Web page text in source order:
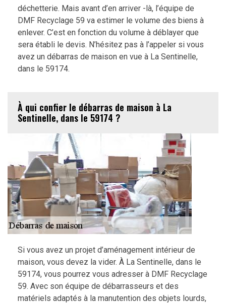
déchetterie. Mais avant d’en arriver -là, l’équipe de
DMF Recyclage 59 va estimer le volume des biens à
enlever. C’est en fonction du volume à déblayer que
sera établi le devis. N’hésitez pas à l’appeler si vous
avez un débarras de maison en vue à La Sentinelle,
dans le 59174.
À qui confier le débarras de maison à La
Sentinelle, dans le 59174 ?
Si vous avez un projet d’aménagement intérieur de
maison, vous devez la vider. À La Sentinelle, dans le
59174, vous pourrez vous adresser à DMF Recyclage
59. Avec son équipe de débarrasseurs et des
matériels adaptés à la manutention des objets lourds,